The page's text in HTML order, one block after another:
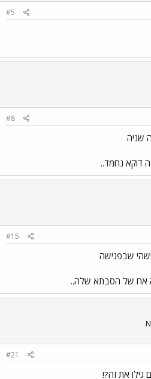
#5
#8
שניה
דוקא נחמד..
#15
שבפגישה
אח של הסבתא שלה..
#21
את זה?!